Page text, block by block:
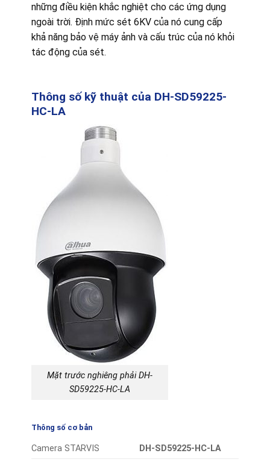
những điều kiện khắc nghiệt cho các ứng dụng
ngoài trời. Định mức sét 6KV của nó cung cấp
khả năng bảo vệ máy ảnh và cấu trúc của nó khỏi
tác động của sét.
Thông số kỹ thuật của DH-SD59225-
HC-LA
Mặt trước nghiêng phải DH-
SD59225-HC-LA
Thông số cơ bản
Camera STARVIS
DH-SD59225-HC-LA